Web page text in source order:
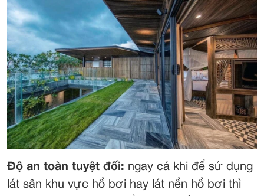
Độ an toàn tuyệt đối: ngay cả khi để sử dụng
lát sân khu vực hồ bơi hay lát nền hồ bơi thì